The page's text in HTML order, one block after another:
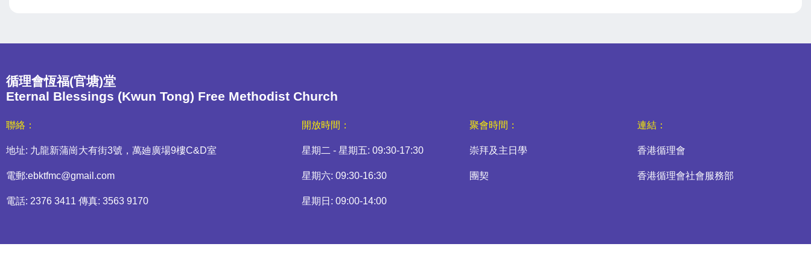
循理會恆福(官塘)堂
Eternal Blessings (Kwun Tong) Free Methodist Church
聯絡：
地址: 九龍新蒲崗大有街3號，萬廸廣場9樓C&D室
電郵:ebktfmc@gmail.com
電話: 2376 3411 傳真: 3563 9170
開放時間：
星期二 - 星期五: 09:30-17:30
星期六: 09:30-16:30
星期日: 09:00-14:00
聚會時間：
崇拜及主日學
團契
連結：
香港循理會
香港循理會社會服務部